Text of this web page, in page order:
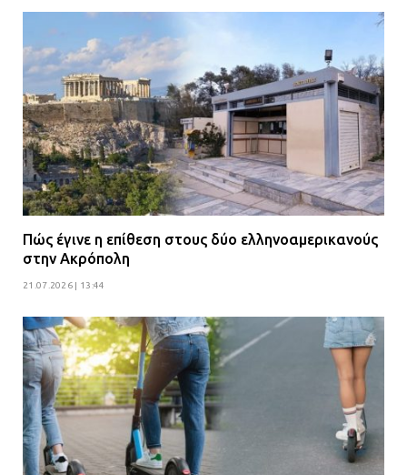
ενισχύουν την Πολιτική Προστασία
08.07.2026 | 09:40
Ομάδα ατόμων επιτέθηκε με
ρόπαλα και μαχαίρια σε δύο
ανήλικους
08.07.2026 | 09:38
Άνω Λιόσια: Έριξαν τα ναρκωτικά
σε σκουπιδοφάγο για να μη τα βρει
η αστυνομία – Λογάριασαν χωρίς
τον ειδικό σκύλο
Βούλα: Κραυγή αγωνίας από
κατοίκους για την οδό Άρεως –
«Τρέχουν με 90 χλμ. μέσα στη
γειτονιά»
07.07.2026 | 09:48
Πώς έγινε η επίθεση στους δύο ελληνοαμερικανούς
στην Ακρόπολη
21.07.2026 | 13:44